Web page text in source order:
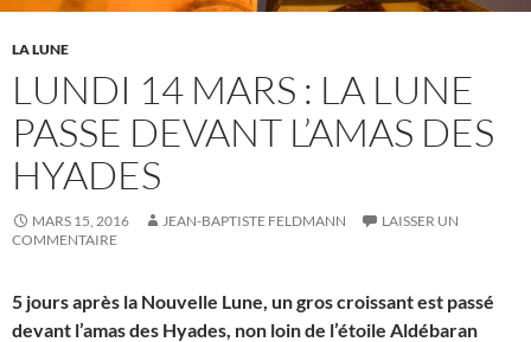
LA LUNE
LUNDI 14 MARS : LA LUNE
PASSE DEVANT L’AMAS DES
HYADES
MARS 15, 2016 JEAN-BAPTISTE FELDMANN
LAISSER UN
COMMENTAIRE
5 jours après la Nouvelle Lune, un gros croissant est passé
devant l’amas des Hyades, non loin de l’étoile Aldébaran